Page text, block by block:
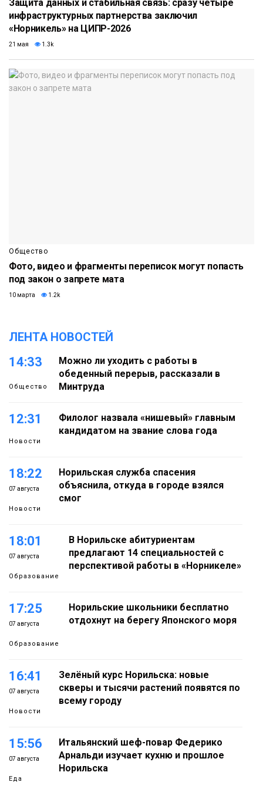
Защита данных и стабильная связь: сразу четыре
инфраструктурных партнерства заключил
«Норникель» на ЦИПР-2026
21 мая 1.3k
Общество
Фото, видео и фрагменты переписок могут попасть
под закон о запрете мата
10 марта 1.2k
ЛЕНТА НОВОСТЕЙ
14:33
Общество
Можно ли уходить с работы в
обеденный перерыв, рассказали в
Минтруда
12:31
Новости
Филолог назвала «нишевый» главным
кандидатом на звание слова года
18:22
07 августа
Новости
Норильская служба спасения
объяснила, откуда в городе взялся
смог
18:01
07 августа
Образование
В Норильске абитуриентам
предлагают 14 специальностей с
перспективой работы в «Норникеле»
17:25
07 августа
Образование
Норильские школьники бесплатно
отдохнут на берегу Японского моря
16:41
07 августа
Новости
Зелёный курс Норильска: новые
скверы и тысячи растений появятся по
всему городу
15:56
07 августа
Еда
Итальянский шеф-повар Федерико
Арнальди изучает кухню и прошлое
Норильска